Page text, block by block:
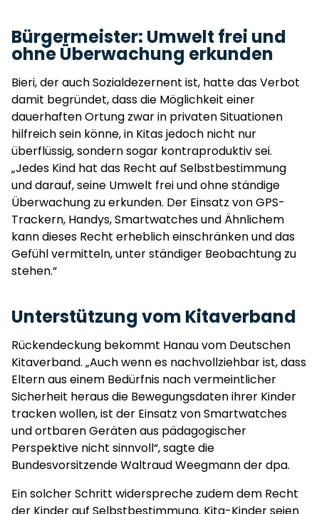
Bürgermeister: Umwelt frei und
ohne Überwachung erkunden
Bieri, der auch Sozialdezernent ist, hatte das Verbot
damit begründet, dass die Möglichkeit einer
dauerhaften Ortung zwar in privaten Situationen
hilfreich sein könne, in Kitas jedoch nicht nur
überflüssig, sondern sogar kontraproduktiv sei.
„Jedes Kind hat das Recht auf Selbstbestimmung
und darauf, seine Umwelt frei und ohne ständige
Überwachung zu erkunden. Der Einsatz von GPS-
Trackern, Handys, Smartwatches und Ähnlichem
kann dieses Recht erheblich einschränken und das
Gefühl vermitteln, unter ständiger Beobachtung zu
stehen.“
Unterstützung vom Kitaverband
Rückendeckung bekommt Hanau vom Deutschen
Kitaverband. „Auch wenn es nachvollziehbar ist, dass
Eltern aus einem Bedürfnis nach vermeintlicher
Sicherheit heraus die Bewegungsdaten ihrer Kinder
tracken wollen, ist der Einsatz von Smartwatches
und ortbaren Geräten aus pädagogischer
Perspektive nicht sinnvoll“, sagte die
Bundesvorsitzende Waltraud Weegmann der dpa.
Ein solcher Schritt widerspreche zudem dem Recht